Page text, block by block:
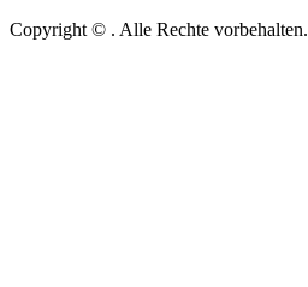
Copyright © . Alle Rechte vorbehalten.